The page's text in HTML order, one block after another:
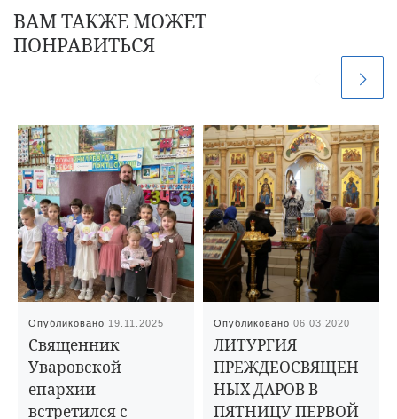
ВАМ ТАКЖЕ МОЖЕТ
ПОНРАВИТЬСЯ
Опубликовано 19.11.2025
Священник
Уваровской
епархии
встретился с
Опубликовано06.03.2020
ЛИТУРГИЯ
ПРЕЖДЕОСВЯЩЕН
НЫХ ДАРОВ В
ПЯТНИЦУ ПЕРВОЙ